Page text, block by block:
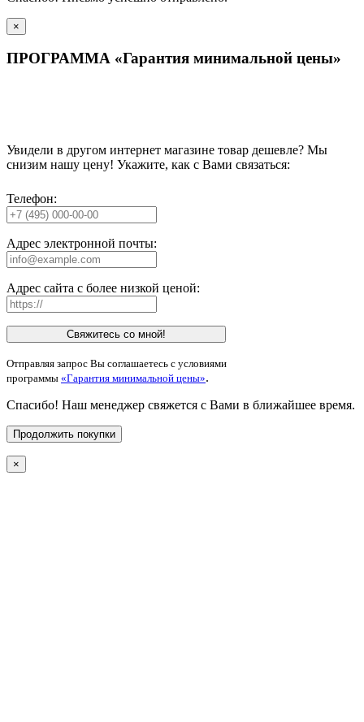
×
ПРОГРАММА «Гарантия минимальной цены»
Увидели в другом интернет магазине товар дешевле? Мы
снизим нашу цену! Укажите, как с Вами связаться:
Телефон:
Адрес электронной почты:
Адрес сайта с более низкой ценой:
Свяжитесь со мной!
Отправляя запрос Вы соглашаетесь с условиями
программы «Гарантия минимальной цены».
Спасибо! Наш менеджер свяжется с Вами в ближайшее время.
Продолжить покупки
×